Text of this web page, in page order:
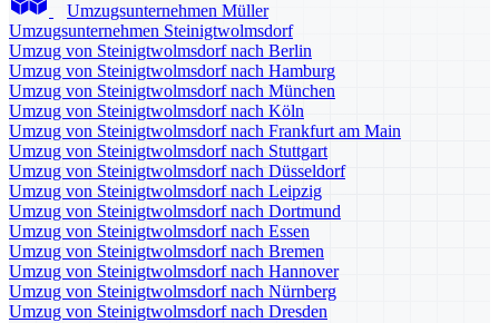
Umzugsunternehmen Müller
Umzugsunternehmen Steinigtwolmsdorf
Umzug von Steinigtwolmsdorf nach Berlin
Umzug von Steinigtwolmsdorf nach Hamburg
Umzug von Steinigtwolmsdorf nach München
Umzug von Steinigtwolmsdorf nach Köln
Umzug von Steinigtwolmsdorf nach Frankfurt am Main
Umzug von Steinigtwolmsdorf nach Stuttgart
Umzug von Steinigtwolmsdorf nach Düsseldorf
Umzug von Steinigtwolmsdorf nach Leipzig
Umzug von Steinigtwolmsdorf nach Dortmund
Umzug von Steinigtwolmsdorf nach Essen
Umzug von Steinigtwolmsdorf nach Bremen
Umzug von Steinigtwolmsdorf nach Hannover
Umzug von Steinigtwolmsdorf nach Nürnberg
Umzug von Steinigtwolmsdorf nach Dresden